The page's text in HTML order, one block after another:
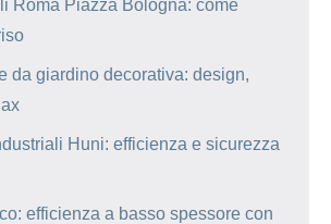
Roma Piazza Bologna: come
da giardino decorativa: design,
Huni: efficienza e sicurezza
efficienza a basso spessore con